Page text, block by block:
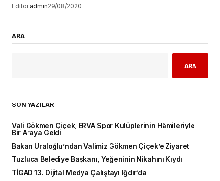
Editör admin29/08/2020
ARA
ARA
SON YAZILAR
Vali Gökmen Çiçek, ERVA Spor Kulüplerinin Hâmileriyle
Bir Araya Geldi
Bakan Uraloğlu’ndan Valimiz Gökmen Çiçek’e Ziyaret
Tuzluca Belediye Başkanı, Yeğeninin Nikahını Kıydı
TİGAD 13. Dijital Medya Çalıştayı Iğdır’da